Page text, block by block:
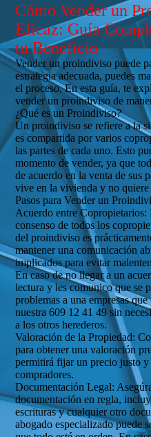
Cómo Vender un
Eficaz: Guía
tu Beneficio
Vender un proindiviso puede
estrategia adecuada, puedes
el proceso. En esta guía, te
vender un proindiviso de
¿Qué es un Proindiviso?
Un proindiviso se refiere a la
es compartida por varios
las partes de cada uno. Esto
momento de vender, ya que
de acuerdo en la venta de sus
vive en la vivienda y no quiere
Pasos para Vender un
Acuerdo entre Copropietarios:
consenso de todos los
del proindiviso es
mantener una comunicación
implicados para evitar
En caso de no llegar a un
lectura y les comunico que se
problemas a una empresas
nuestra 609 12 41 49 sin
a los otros herederos.
Valoración de la Propiedad:
para obtener una valoración
permitirá fijar un precio justo
compradores.
Documentación Legal:
documentación en regla,
escrituras y cualquier otro
abogado especializado puede